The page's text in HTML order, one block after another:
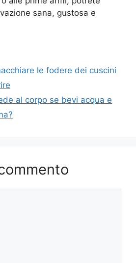
sana, gustosa e
le fodere dei cuscini
al corpo se bevi acqua e